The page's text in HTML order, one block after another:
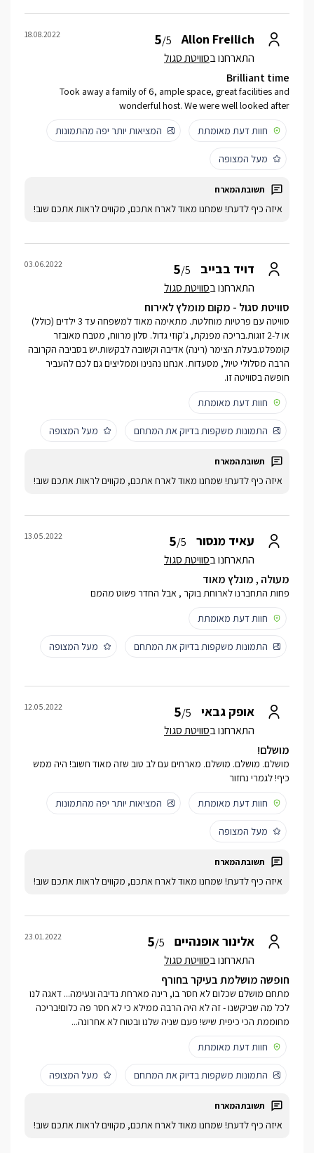
Allon Freilich
5/5
התארחנו בסוויטת סגול
18.08.2022
Brilliant time
Took away a family of 6, ample space, great facilities and
wonderful host. We were well looked after
חוות דעת מאומתת
המציאות יותר יפה מהתמונות
מעל המצופה
איזה כיף לדעת! שמחנו מאוד לארח אתכם, מקווים לראות אתכם שוב!
דויד בבייב 5/5
התארחנו בסוויטת סגול
03.06.2022
סוויטת סגול - מקום מומלץ לאירוח
סוויטה עם פרטיות מוחלטת. מתאימה מאוד למשפחה עד 3 ילדים (כולל)
או ל-2 זוגות.בריכה מפנקת, ג'קוזי גדול. סלון מרווח, מטבח מאובזר
קומפלט.בעלת הצימר (רינה) אדיבה וקשובה לבקשות.יש בסביבה הקרובה
הרבה מסלולי טיול, מסעדות. אנחנו נהנינו וממליצים גם לכם להעביר
חופשה בסוויטה זו.
חוות דעת מאומתת
התמונות משקפות בדיוק את המתחם מעל המצופה
איזה כיף לדעת! שמחנו מאוד לארח אתכם, מקווים לראות אתכם שוב!
עאיד מנסור 5/5
התארחנו בסוויטת סגול
13.05.2022
מעולה , מונלץ מאוד
פחות התחברנו לארוחת בוקר , אבל החדר פשוט מהמם
חוות דעת מאומתת
התמונות משקפות בדיוק את המתחם מעל המצופה
אופק גבאי 5/5
התארחנו בסוויטת סגול
12.05.2022
מושלם!
מושלם. מושלם. מושלם. מארחים עם לב טוב שזה מאוד חשוב! היה ממש
כיף! לגמרי נחזור
חוות דעת מאומתת
המציאות יותר יפה מהתמונות
מעל המצופה
איזה כיף לדעת! שמחנו מאוד לארח אתכם, מקווים לראות אתכם שוב!
אלינור אופנהיים 5/5
התארחנו בסוויטת סגול
23.01.2022
חופשה מושלמת בעיקר בחורף
מתחם מושלם שכלום לא חסר בו, רינה מארחת נדיבה ונעימה... דאגה לנו
לכל מה שביקשנו - זה לא היה הרבה ממילא כי לא חסר פה כלום!בריכה
מחוממת הכי כיפית שיש! פעם שניה שלנו ובטוח לא אחרונה...
חוות דעת מאומתת
התמונות משקפות בדיוק את המתחם מעל המצופה
איזה כיף לדעת! שמחנו מאוד לארח אתכם, מקווים לראות אתכם שוב!